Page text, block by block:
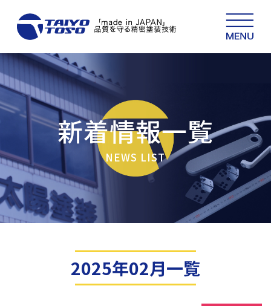
新着情報一覧
NEWS LIST
2025年02月一覧